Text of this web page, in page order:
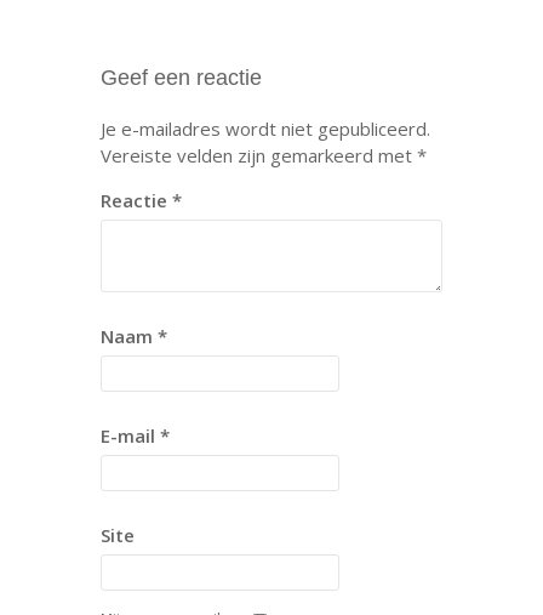
Geef een reactie
Je e-mailadres wordt niet gepubliceerd.
Vereiste velden zijn gemarkeerd met *
Reactie *
Naam *
E-mail *
Site